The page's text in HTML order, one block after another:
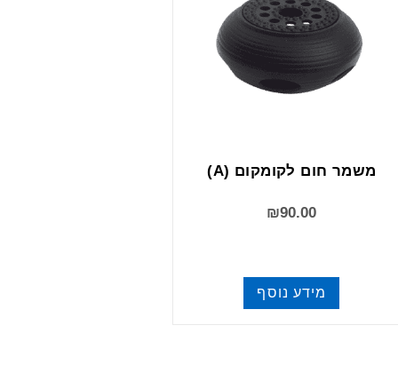
משמר חום לקומקום (A)
₪90.00
מידע נוסף